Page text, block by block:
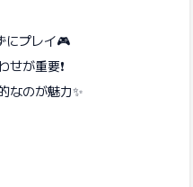
にプレイ🎮
が重要❗️
なのが魅力✨